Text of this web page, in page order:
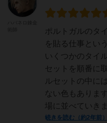
ポルトガルのタ
を貼る仕事とい
いくつかのタイ
セットを順番に
ルセットの中に
ない色もありま
場に並べていき
続きを読む（約2年前）